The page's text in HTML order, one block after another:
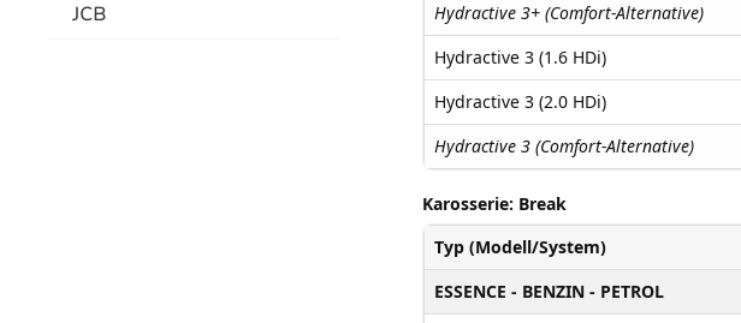
JCB
Hydractive 3+ (Comfort-Alternative)
Hydractive 3 (1.6 HDi)
Hydractive 3 (2.0 HDi)
Hydractive 3 (Comfort-Alternative)
Karosserie: Break
Typ (Modell/System)
ESSENCE - BENZIN - PETROL